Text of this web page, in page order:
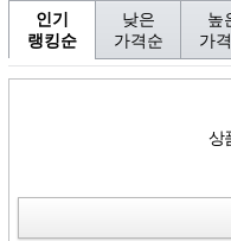
인기
랭킹순
낮은
가격순
높
가
상